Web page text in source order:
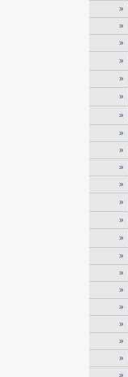
»
»
»
»
»
»
»
»
»
»
»
»
»
»
»
»
»
»
»
»
»
»